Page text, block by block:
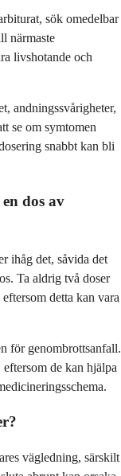
sök omedelbar
närmaste
livshotande och
andningssvårigheter,
se om symtomen
snabbt kan bli
dos av
ihåg det, såvida det
Ta aldrig två doser
detta kan vara
för genombrottsanfall.
de kan hjälpa
vägledning, särskilt